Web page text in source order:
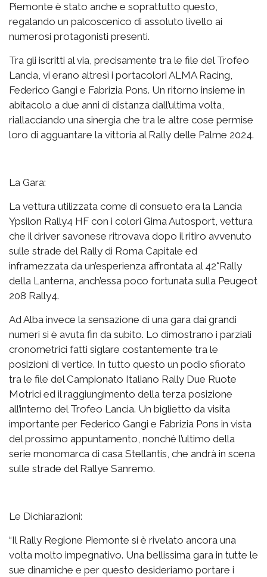
Piemonte è stato anche e soprattutto questo,
regalando un palcoscenico di assoluto livello ai
numerosi protagonisti presenti.
Tra gli iscritti al via, precisamente tra le file del Trofeo
Lancia, vi erano altresì i portacolori ALMA Racing,
Federico Gangi e Fabrizia Pons. Un ritorno insieme in
abitacolo a due anni di distanza dall’ultima volta,
riallacciando una sinergia che tra le altre cose permise
loro di agguantare la vittoria al Rally delle Palme 2024.
La Gara:
La vettura utilizzata come di consueto era la Lancia
Ypsilon Rally4 HF con i colori Gima Autosport, vettura
che il driver savonese ritrovava dopo il ritiro avvenuto
sulle strade del Rally di Roma Capitale ed
inframezzata da un’esperienza affrontata al 42°Rally
della Lanterna, anch’essa poco fortunata sulla Peugeot
208 Rally4.
Ad Alba invece la sensazione di una gara dai grandi
numeri si è avuta fin da subito. Lo dimostrano i parziali
cronometrici fatti siglare costantemente tra le
posizioni di vertice. In tutto questo un podio sfiorato
tra le file del Campionato Italiano Rally Due Ruote
Motrici ed il raggiungimento della terza posizione
all’interno del Trofeo Lancia. Un biglietto da visita
importante per Federico Gangi e Fabrizia Pons in vista
del prossimo appuntamento, nonché l’ultimo della
serie monomarca di casa Stellantis, che andrà in scena
sulle strade del Rallye Sanremo.
Le Dichiarazioni:
“Il Rally Regione Piemonte si è rivelato ancora una
volta molto impegnativo. Una bellissima gara in tutte le
sue dinamiche e per questo desideriamo portare i